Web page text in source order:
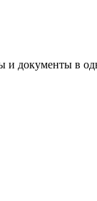
и документы в